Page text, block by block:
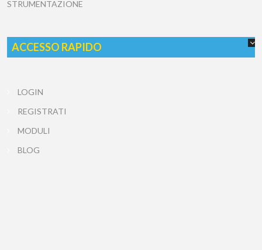
STRUMENTAZIONE
ACCESSO RAPIDO
LOGIN
REGISTRATI
MODULI
BLOG